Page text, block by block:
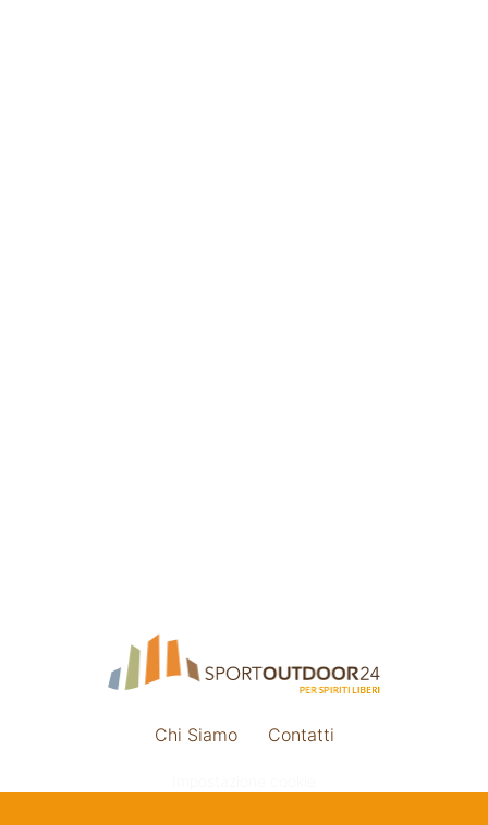
Chi Siamo Contatti